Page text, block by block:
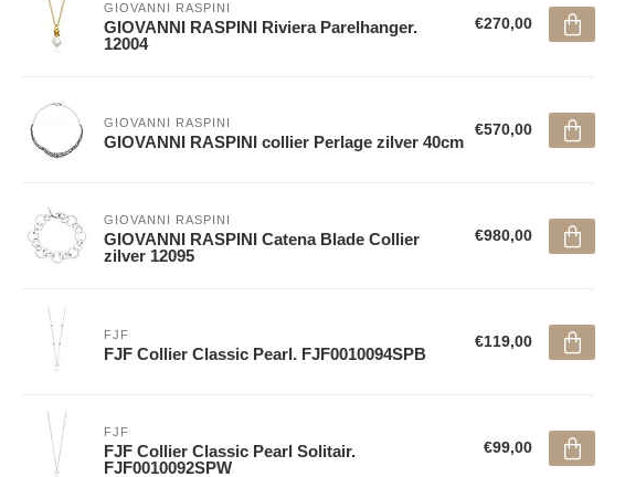
GIOVANNI RASPINI
GIOVANNI RASPINI Riviera Parelhanger.
12004
€270,00
GIOVANNI RASPINI
GIOVANNI RASPINI collier Perlage zilver 40cm
€570,00
GIOVANNI RASPINI
GIOVANNI RASPINI Catena Blade Collier
zilver 12095
€980,00
FJF
FJF Collier Classic Pearl. FJF0010094SPB
€119,00
FJF
FJF Collier Classic Pearl Solitair.
FJF0010092SPW
€99,00